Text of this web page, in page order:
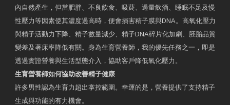
內自然產生，但當肥胖、不良飲食、吸菸、過量飲酒、睡眠不足及慢
性壓力等因素使其濃度過高時，便會損害精子膜與DNA。高氧化壓力
與精子活動力下降、精子數量減少、精子DNA碎片化加劇、胚胎品質
變差及著床率降低有關。身為生育營養師，我的優先任務之一，即是
透過實證營養與生活型態介入，協助客戶降低氧化壓力。
生育營養師如何協助改善精子健康
許多男性認為生育力超出掌控範圍。幸運的是，營養提供了支持精子
生成與功能的有力機會。